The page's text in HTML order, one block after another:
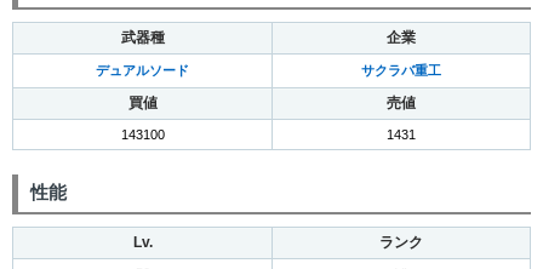
武器種 企業
デュアルソード サクラバ重工
買値 売値
143100 1431
性能
Lv. ランク